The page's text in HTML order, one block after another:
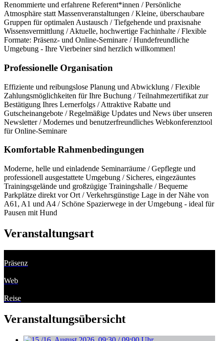
Renommierte und erfahrene Referent*innen / Persönliche
Atmosphäre statt Massenveranstaltungen / Kleine, überschaubare
Gruppen für optimalen Austausch / Tiefgehende und praxisnahe
Wissensvermittlung / Aktuelle, hochwertige Fachinhalte / Flexible
Formate: Präsenz- und Online-Seminare / Hundefreundliche
Umgebung - Ihre Vierbeiner sind herzlich willkommen!
Professionelle Organisation
Effiziente und reibungslose Planung und Abwicklung / Flexible
Zahlungsmöglichkeiten für Ihre Buchung / Teilnahmezertifikat zur
Bestätigung Ihres Lernerfolgs / Attraktive Rabatte und
Gutscheinangebote / Regelmäßige Updates und News über unseren
Newsletter / Modernes und benutzerfreundliches Webkonferenztool
für Online-Seminare
Komfortable Rahmenbedingungen
Moderne, helle und einladende Seminarräume / Gepflegte und
professionell ausgestattete Umgebung / Sicheres, eingezäuntes
Trainingsgelände und großzügige Trainingshalle / Bequeme
Parkplätze direkt vor Ort / Verkehrsgünstige Lage in der Nähe von
A61, A1 und A4 / Schöne Spazierwege in der Umgebung - ideal für
Pausen mit Hund
Veranstaltungsart
Präsenz
Web
Reise
Veranstaltungsübersicht